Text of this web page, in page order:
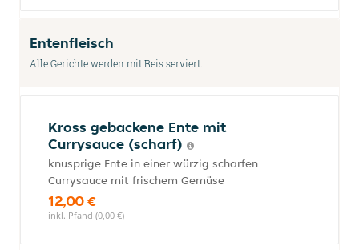
Entenfleisch
Alle Gerichte werden mit Reis serviert.
Kross gebackene Ente mit
Currysauce (scharf)
knusprige Ente in einer würzig scharfen
Currysauce mit frischem Gemüse
12,00 €
inkl. Pfand (0,00 €)